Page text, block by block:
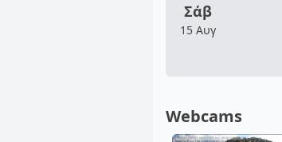
Σάβ
15 Αυγ
Webcams